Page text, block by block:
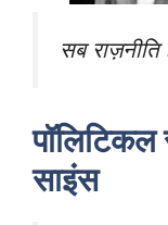
सब
पॉलिटिकल
साइंस